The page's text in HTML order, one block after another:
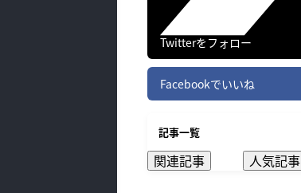
Twitterをフォロー
Facebookでいいね
記事一覧
関連記事 人気記事